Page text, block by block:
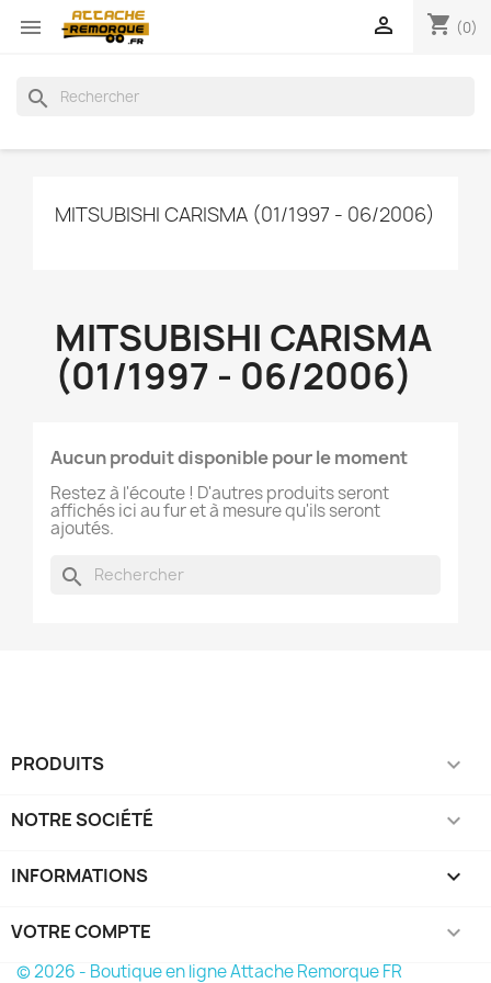
 shopping_cart (0)

search
MITSUBISHI CARISMA (01/1997 - 06/2006)
MITSUBISHI CARISMA
(01/1997 - 06/2006)
Aucun produit disponible pour le moment
Restez à l'écoute ! D'autres produits seront
affichés ici au fur et à mesure qu'ils seront
ajoutés.
search
PRODUITS 
NOTRE SOCIÉTÉ 
INFORMATIONS keyboard_arrow_down
VOTRE COMPTE 
© 2026 - Boutique en ligne Attache Remorque FR